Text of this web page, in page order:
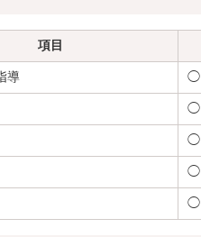
項目
導 ◯
◯
◯
◯
◯